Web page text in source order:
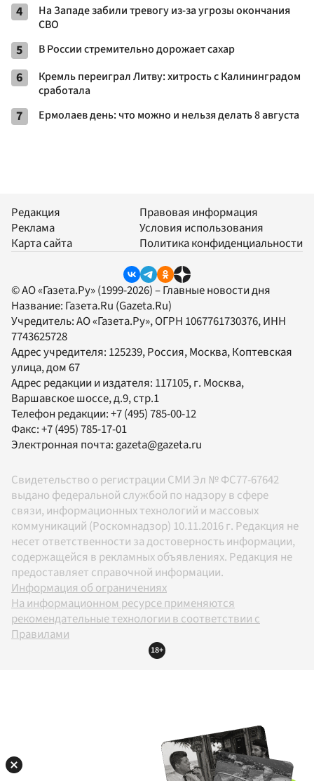
4
На Западе забили тревогу из-за угрозы окончания
СВО
5 В России стремительно дорожает сахар
6
Кремль переиграл Литву: хитрость с Калининградом
сработала
7 Ермолаев день: что можно и нельзя делать 8 августа
Редакция
Реклама
Карта сайта
Правовая информация
Условия использования
Политика конфиденциальности
© АО «Газета.Ру» (1999-2026) – Главные новости дня
Название: Газета.Ru (Gazeta.Ru)
Учредитель:АО «Газета.Ру», ОГРН 1067761730376, ИНН
7743625728
Адрес учредителя: 125239, Россия, Москва, Коптевская
улица, дом 67
Адрес редакции и издателя: 117105, г. Москва,
Варшавское шоссе, д.9, стр.1
Телефон редакции:+7 (495) 785-00-12
Факс:+7 (495) 785-17-01
Электронная почта: gazeta@gazeta.ru
Свидетельство о регистрации СМИ Эл № ФС77-67642
выдано федеральной службой по надзору в сфере
связи, информационных технологий и массовых
коммуникаций (Роскомнадзор) 10.11.2016 г. Редакция не
несет ответственности за достоверность информации,
содержащейся в рекламных объявлениях. Редакция не
предоставляет справочной информации.
Информация об ограничениях
На информационном ресурсе применяются
рекомендательные технологии в соответствии с
Правилами
18+